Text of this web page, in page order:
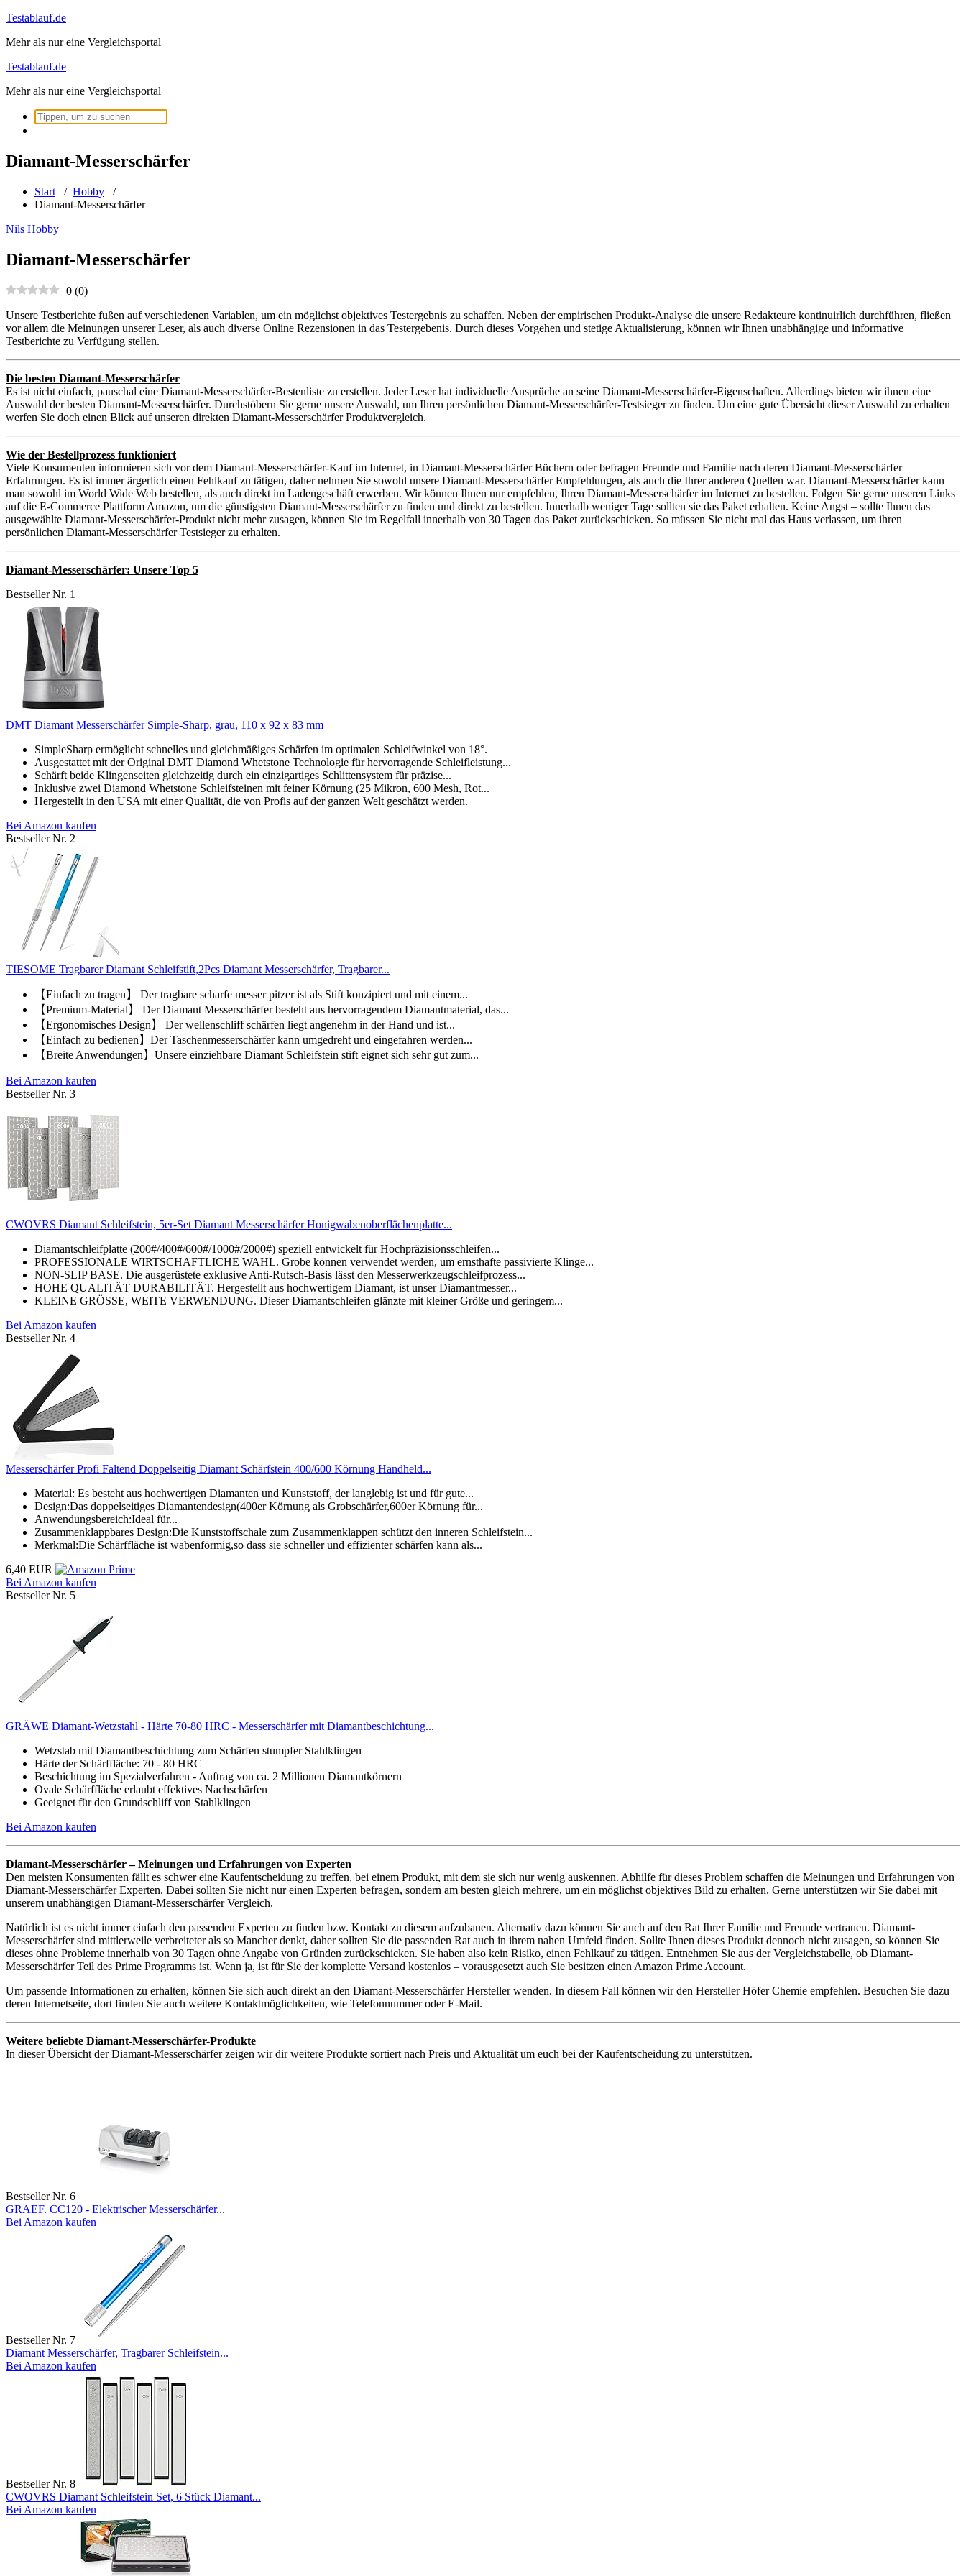
Zum
springen
Testablauf.de
Mehr als nur eine Vergleichsportal
Testablauf.de
Mehr als nur eine Vergleichsportal
Suchen
nach:
Diamant-Messerschärfer
Start / Hobby /
Diamant-Messerschärfer
Nils Hobby
Diamant-Messerschärfer
0 (0)
Unsere Testberichte fußen auf verschiedenen Variablen, um ein möglichst objektives Testergebnis zu schaffen. Neben der empirischen Produkt-Analyse die unsere Redakteure kontinuirlich durchführen, fließen
vor allem die Meinungen unserer Leser, als auch diverse Online Rezensionen in das Testergebenis. Durch dieses Vorgehen und stetige Aktualisierung, können wir Ihnen unabhängige und informative
Testberichte zu Verfügung stellen.
Die besten Diamant-Messerschärfer
Es ist nicht einfach, pauschal eine Diamant-Messerschärfer-Bestenliste zu erstellen. Jeder Leser hat individuelle Ansprüche an seine Diamant-Messerschärfer-Eigenschaften. Allerdings bieten wir ihnen eine
Auswahl der besten Diamant-Messerschärfer. Durchstöbern Sie gerne unsere Auswahl, um Ihren persönlichen Diamant-Messerschärfer-Testsieger zu finden. Um eine gute Übersicht dieser Auswahl zu erhalten
werfen Sie doch einen Blick auf unseren direkten Diamant-Messerschärfer Produktvergleich.
Wie der Bestellprozess funktioniert
Viele Konsumenten informieren sich vor dem Diamant-Messerschärfer-Kauf im Internet, in Diamant-Messerschärfer Büchern oder befragen Freunde und Familie nach deren Diamant-Messerschärfer
Erfahrungen. Es ist immer ärgerlich einen Fehlkauf zu tätigen, daher nehmen Sie sowohl unsere Diamant-Messerschärfer Empfehlungen, als auch die Ihrer anderen Quellen war. Diamant-Messerschärfer kann
man sowohl im World Wide Web bestellen, als auch direkt im Ladengeschäft erwerben. Wir können Ihnen nur empfehlen, Ihren Diamant-Messerschärfer im Internet zu bestellen. Folgen Sie gerne unseren Links
auf die E-Commerce Plattform Amazon, um die günstigsten Diamant-Messerschärfer zu finden und direkt zu bestellen. Innerhalb weniger Tage sollten sie das Paket erhalten. Keine Angst – sollte Ihnen das
ausgewählte Diamant-Messerschärfer-Produkt nicht mehr zusagen, können Sie im Regelfall innerhalb von 30 Tagen das Paket zurückschicken. So müssen Sie nicht mal das Haus verlassen, um ihren
persönlichen Diamant-Messerschärfer Testsieger zu erhalten.
Diamant-Messerschärfer: Unsere Top 5
Bestseller Nr. 1
DMT Diamant Messerschärfer Simple-Sharp, grau, 110 x 92 x 83 mm
SimpleSharp ermöglicht schnelles und gleichmäßiges Schärfen im optimalen Schleifwinkel von 18°.
Ausgestattet mit der Original DMT Diamond Whetstone Technologie für hervorragende Schleifleistung...
Schärft beide Klingenseiten gleichzeitig durch ein einzigartiges Schlittensystem für präzise...
Inklusive zwei Diamond Whetstone Schleifsteinen mit feiner Körnung (25 Mikron, 600 Mesh, Rot...
Hergestellt in den USA mit einer Qualität, die von Profis auf der ganzen Welt geschätzt werden.
Bei Amazon kaufen
Bestseller Nr. 2
TIESOME Tragbarer Diamant Schleifstift,2Pcs Diamant Messerschärfer, Tragbarer...
【Einfach zu tragen】 Der tragbare scharfe messer pitzer ist als Stift konzipiert und mit einem...
【Premium-Material】 Der Diamant Messerschärfer besteht aus hervorragendem Diamantmaterial, das...
【Ergonomisches Design】 Der wellenschliff schärfen liegt angenehm in der Hand und ist...
【Einfach zu bedienen】Der Taschenmesserschärfer kann umgedreht und eingefahren werden...
【Breite Anwendungen】Unsere einziehbare Diamant Schleifstein stift eignet sich sehr gut zum...
Bei Amazon kaufen
Bestseller Nr. 3
CWOVRS Diamant Schleifstein, 5er-Set Diamant Messerschärfer Honigwabenoberflächenplatte...
Diamantschleifplatte (200#/400#/600#/1000#/2000#) speziell entwickelt für Hochpräzisionsschleifen...
PROFESSIONALE WIRTSCHAFTLICHE WAHL. Grobe können verwendet werden, um ernsthafte passivierte Klinge...
NON-SLIP BASE. Die ausgerüstete exklusive Anti-Rutsch-Basis lässt den Messerwerkzeugschleifprozess...
HOHE QUALITÄT DURABILITÄT. Hergestellt aus hochwertigem Diamant, ist unser Diamantmesser...
KLEINE GRÖSSE, WEITE VERWENDUNG. Dieser Diamantschleifen glänzte mit kleiner Größe und geringem...
Bei Amazon kaufen
Bestseller Nr. 4
Messerschärfer Profi Faltend Doppelseitig Diamant Schärfstein 400/600 Körnung Handheld...
Material: Es besteht aus hochwertigen Diamanten und Kunststoff, der langlebig ist und für gute...
Design:Das doppelseitiges Diamantendesign(400er Körnung als Grobschärfer,600er Körnung für...
Anwendungsbereich:Ideal für...
Zusammenklappbares Design:Die Kunststoffschale zum Zusammenklappen schützt den inneren Schleifstein...
Merkmal:Die Schärffläche ist wabenförmig,so dass sie schneller und effizienter schärfen kann als...
6,40 EUR
Bei Amazon kaufen
Bestseller Nr. 5
GRÄWE Diamant-Wetzstahl - Härte 70-80 HRC - Messerschärfer mit Diamantbeschichtung...
Wetzstab mit Diamantbeschichtung zum Schärfen stumpfer Stahlklingen
Härte der Schärffläche: 70 - 80 HRC
Beschichtung im Spezialverfahren - Auftrag von ca. 2 Millionen Diamantkörnern
Ovale Schärffläche erlaubt effektives Nachschärfen
Geeignet für den Grundschliff von Stahlklingen
Bei Amazon kaufen
Diamant-Messerschärfer – Meinungen und Erfahrungen von Experten
Den meisten Konsumenten fällt es schwer eine Kaufentscheidung zu treffen, bei einem Produkt, mit dem sie sich nur wenig auskennen. Abhilfe für dieses Problem schaffen die Meinungen und Erfahrungen von
Diamant-Messerschärfer Experten. Dabei sollten Sie nicht nur einen Experten befragen, sondern am besten gleich mehrere, um ein möglichst objektives Bild zu erhalten. Gerne unterstützen wir Sie dabei mit
unserem unabhängigen Diamant-Messerschärfer Vergleich.
Natürlich ist es nicht immer einfach den passenden Experten zu finden bzw. Kontakt zu diesem aufzubauen. Alternativ dazu können Sie auch auf den Rat Ihrer Familie und Freunde vertrauen. Diamant-
Messerschärfer sind mittlerweile verbreiteter als so Mancher denkt, daher sollten Sie die passenden Rat auch in ihrem nahen Umfeld finden. Sollte Ihnen dieses Produkt dennoch nicht zusagen, so können Sie
dieses ohne Probleme innerhalb von 30 Tagen ohne Angabe von Gründen zurückschicken. Sie haben also kein Risiko, einen Fehlkauf zu tätigen. Entnehmen Sie aus der Vergleichstabelle, ob Diamant-
Messerschärfer Teil des Prime Programms ist. Wenn ja, ist für Sie der komplette Versand kostenlos – vorausgesetzt auch Sie besitzen einen Amazon Prime Account.
Um passende Informationen zu erhalten, können Sie sich auch direkt an den Diamant-Messerschärfer Hersteller wenden. In diesem Fall können wir den Hersteller Höfer Chemie empfehlen. Besuchen Sie dazu
deren Internetseite, dort finden Sie auch weitere Kontaktmöglichkeiten, wie Telefonnummer oder E-Mail.
Weitere beliebte Diamant-Messerschärfer-Produkte
In dieser Übersicht der Diamant-Messerschärfer zeigen wir dir weitere Produkte sortiert nach Preis und Aktualität um euch bei der Kaufentscheidung zu unterstützen.
Bestseller Nr. 6
GRAEF. CC120 - Elektrischer Messerschärfer...
Bei Amazon kaufen
Bestseller Nr. 7
Diamant Messerschärfer, Tragbarer Schleifstein...
Bei Amazon kaufen
Bestseller Nr. 8
CWOVRS Diamant Schleifstein Set, 6 Stück Diamant...
Bei Amazon kaufen